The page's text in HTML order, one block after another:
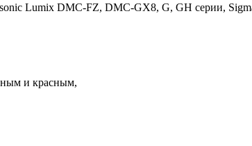
Lumix DMC-FZ, DMC-GX8, G, GH серии,
и красным,